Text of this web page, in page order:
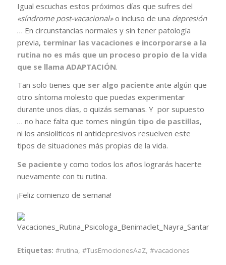
Igual escuchas estos próximos días que sufres del
«síndrome post-vacacional»o incluso de una depresión
… En circunstancias normales y sin tener patología
previa, terminar las vacaciones e incorporarse a la
rutina no es más que un proceso propio de la vida
que se llama ADAPTACIÓN.
Tan solo tienes que ser algo pacienteante algún que
otro síntoma molesto que puedas experimentar
durante unos días, o quizás semanas. Y por supuesto
… no hace falta que tomes ningún tipo de pastillas,
ni los ansiolíticos ni antidepresivos resuelven este
tipos de situaciones más propias de la vida.
Se pacientey como todos los años lograrás hacerte
nuevamente con tu rutina.
¡Feliz comienzo de semana!
Etiquetas: #rutina, #TusEmocionesAaZ, #vacaciones